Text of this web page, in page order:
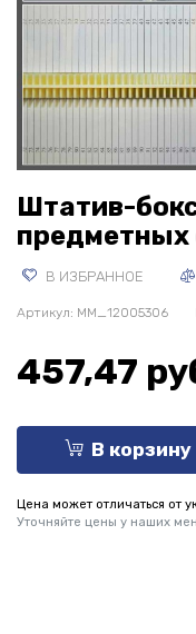
Штатив-
предметных
В ИЗБРАННОЕ
Артикул: MM_12005306
457,47
В корзину
Цена может отличаться от
Уточняйте цены у наших